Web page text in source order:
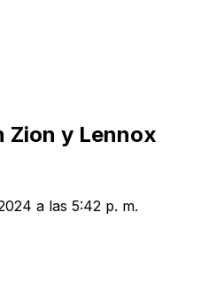
Zion y Lennox
a las 5:42 p. m.